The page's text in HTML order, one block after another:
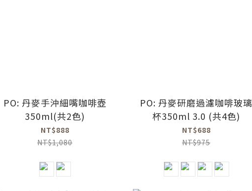
PO: 丹麥手沖細嘴咖啡壺
350ml(共2色)
NT$888
NT$1,080
PO: 丹麥研磨過濾咖啡玻璃
杯350ml 3.0 (共4色)
NT$688
NT$975